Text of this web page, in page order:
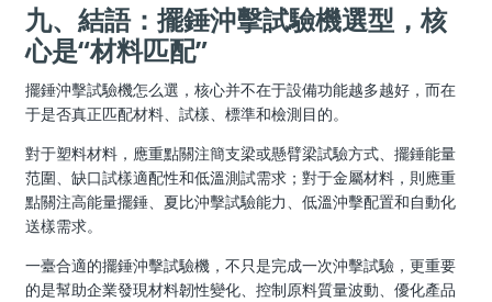
九、結語：擺錘沖擊試驗機選型，核
心是“材料匹配”
擺錘沖擊試驗機怎么選，核心并不在于設備功能越多越好，而在
于是否真正匹配材料、試樣、標準和檢測目的。
對于塑料材料，應重點關注簡支梁或懸臂梁試驗方式、擺錘能量
范圍、缺口試樣適配性和低溫測試需求；對于金屬材料，則應重
點關注高能量擺錘、夏比沖擊試驗能力、低溫沖擊配置和自動化
送樣需求。
一臺合適的擺錘沖擊試驗機，不只是完成一次沖擊試驗，更重要
的是幫助企業發現材料韌性變化、控制原料質量波動、優化產品